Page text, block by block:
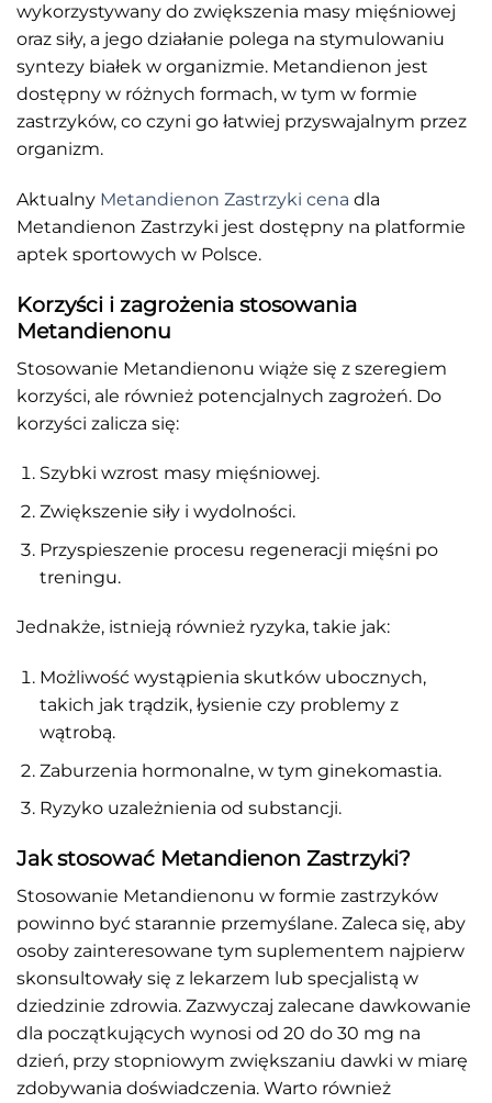
wykorzystywany do zwiększenia masy mięśniowej
oraz siły, a jego działanie polega na stymulowaniu
syntezy białek w organizmie. Metandienon jest
dostępny w różnych formach, w tym w formie
zastrzyków, co czyni go łatwiej przyswajalnym przez
organizm.
Aktualny Metandienon Zastrzyki cena dla
Metandienon Zastrzyki jest dostępny na platformie
aptek sportowych w Polsce.
Korzyści i zagrożenia stosowania
Metandienonu
Stosowanie Metandienonu wiąże się z szeregiem
korzyści, ale również potencjalnych zagrożeń. Do
korzyści zalicza się:
Szybki wzrost masy mięśniowej.
Zwiększenie siły i wydolności.
Przyspieszenie procesu regeneracji mięśni po
treningu.
Jednakże, istnieją również ryzyka, takie jak:
Możliwość wystąpienia skutków ubocznych,
takich jak trądzik, łysienie czy problemy z
wątrobą.
Zaburzenia hormonalne, w tym ginekomastia.
Ryzyko uzależnienia od substancji.
Jak stosować Metandienon Zastrzyki?
Stosowanie Metandienonu w formie zastrzyków
powinno być starannie przemyślane. Zaleca się, aby
osoby zainteresowane tym suplementem najpierw
skonsultowały się z lekarzem lub specjalistą w
dziedzinie zdrowia. Zazwyczaj zalecane dawkowanie
dla początkujących wynosi od 20 do 30 mg na
dzień, przy stopniowym zwiększaniu dawki w miarę
zdobywania doświadczenia. Warto również